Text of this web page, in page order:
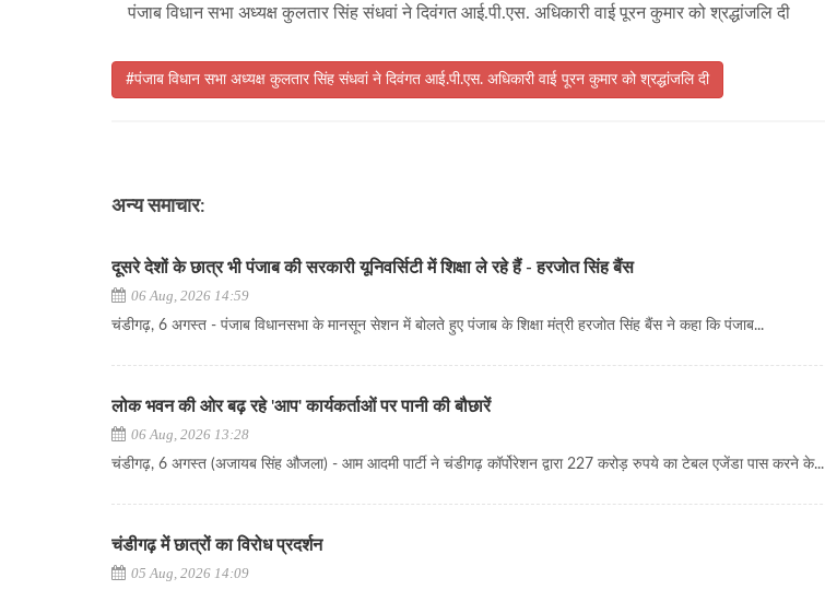
पंजाब विधान सभा अध्यक्ष कुलतार सिंह संधवां ने दिवंगत आई.पी.एस. अधिकारी वाई पूरन कुमार को श्रद्धांजलि दी
#पंजाब विधान सभा अध्यक्ष कुलतार सिंह संधवां ने दिवंगत आई.पी.एस. अधिकारी वाई पूरन कुमार को श्रद्धांजलि दी
अन्य समाचार:
दूसरे देशों के छात्र भी पंजाब की सरकारी यूनिवर्सिटी में शिक्षा ले रहे हैं - हरजोत सिंह बैंस
06 Aug, 2026 14:59
चंडीगढ़, 6 अगस्त - पंजाब विधानसभा के मानसून सेशन में बोलते हुए पंजाब के शिक्षा मंत्री हरजोत सिंह बैंस ने कहा कि पंजाब...
लोक भवन की ओर बढ़ रहे 'आप' कार्यकर्ताओं पर पानी की बौछारें
06 Aug, 2026 13:28
चंडीगढ़, 6 अगस्त (अजायब सिंह औजला) - आम आदमी पार्टी ने चंडीगढ़ कॉर्पोरेशन द्वारा 227 करोड़ रुपये का टेबल एजेंडा पास करने के...
चंडीगढ़ में छात्रों का विरोध प्रदर्शन
05 Aug, 2026 14:09